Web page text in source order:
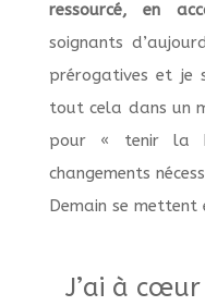
ressourcé, en
soignants
prérogatives et je
tout cela dans un
pour « tenir la
changements
Demain se mettent
J’ai à